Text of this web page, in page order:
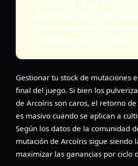
Gestionar tu stock de mutaciones
final del juego. Si bien los
de Arcoíris son caros, el retorno
es masivo cuando se aplican a
Según los datos de la comunidad
mutación de Arcoíris sigue siendo
maximizar las ganancias por ciclo